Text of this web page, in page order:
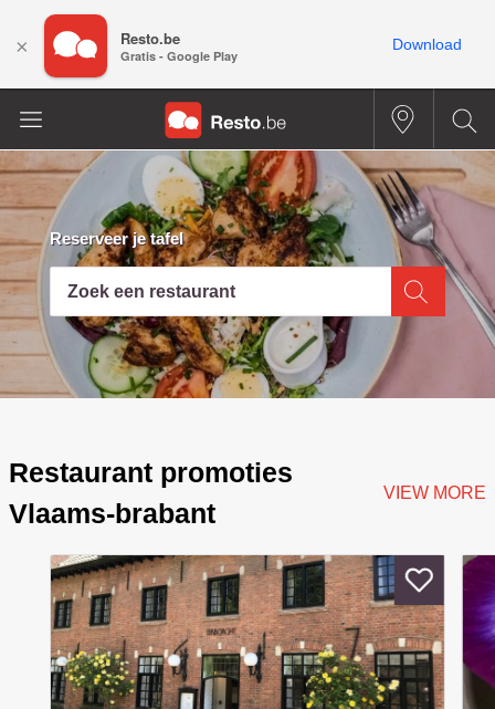
Reserveer je tafel
Zoek een restaurant
Restaurant promoties
Vlaams-brabant
VIEW MORE
× Resto.be
Gratis - Google Play
Download